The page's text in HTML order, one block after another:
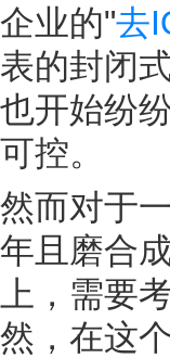
企业的"去
表的封闭
也开始纷
可控。
然而对于
年且磨合
上，需要
然，在这